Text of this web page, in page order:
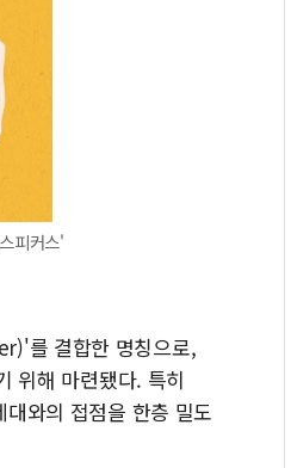
피커스'
를 결합한 명칭으로,
위해 마련됐다. 특히
와의 접점을 한층 밀도